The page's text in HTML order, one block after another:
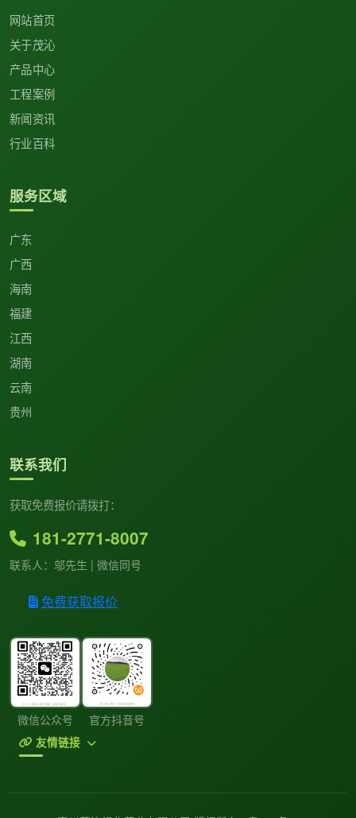
网站首页
关于茂沁
产品中心
工程案例
新闻资讯
行业百科
服务区域
广东
广西
海南
福建
江西
湖南
云南
贵州
联系我们
获取免费报价请拨打：
181-2771-8007
联系人：邬先生 | 微信同号
免费获取报价
微信公众号 官方抖音号
友情链接